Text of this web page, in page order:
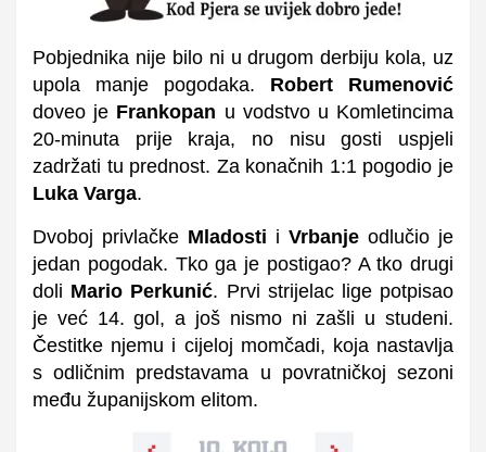
Pobjednika nije bilo ni u drugom derbiju kola, uz
upola manje pogodaka. Robert Rumenović
doveo je Frankopan u vodstvo u Komletincima
20-minuta prije kraja, no nisu gosti uspjeli
zadržati tu prednost. Za konačnih 1:1 pogodio je
Luka Varga.
Dvoboj privlačke Mladosti i Vrbanje odlučio je
jedan pogodak. Tko ga je postigao? A tko drugi
doli Mario Perkunić. Prvi strijelac lige potpisao
je već 14. gol, a još nismo ni zašli u studeni.
Čestitke njemu i cijeloj momčadi, koja nastavlja
s odličnim predstavama u povratničkoj sezoni
među županijskom elitom.